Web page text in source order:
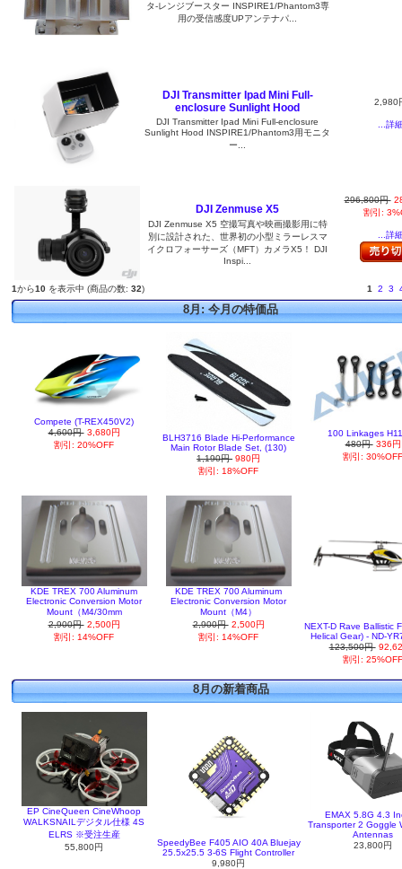
タ-レンジブースター INSPIRE1/Phantom3専
用の受信感度UPアンテナパ...
DJI Transmitter Ipad Mini Full-
enclosure Sunlight Hood
DJI Transmitter Ipad Mini Full-enclosure
Sunlight Hood INSPIRE1/Phantom3用モニタ
ー...
2,980
...詳
DJI Zenmuse X5
DJI Zenmuse X5 空撮写真や映画撮影用に特
別に設計された、世界初の小型ミラーレスマ
イクロフォーサーズ（MFT）カメラX5！ DJI
Inspi...
296,800円
割引:
...詳
1から10 を表示中 (商品の数: 32) 1 2 3
8月: 今月の特価品
Compete (T-REX450V2)
4,600円 3,680円
割引: 20%OFF
BLH3716 Blade Hi-Performance
Main Rotor Blade Set, (130)
1,190円 980円
割引: 18%OFF
100 Linkages
480円 336円
割引:
KDE TREX 700 Aluminum
Electronic Conversion Motor
Mount（M4/30mm
2,900円 2,500円
割引: 14%OFF
KDE TREX 700 Aluminum
Electronic Conversion Motor
Mount（M4）
2,900円 2,500円
割引: 14%OFF
NEXT-D Rave Ballistic
Helical Gear) - ND-
123,500円
割引:
8月の新着商品
EP CineQueen CineWhoop
WALKSNAILデジタル仕様 4S
ELRS ※受注生産
55,800円
SpeedyBee F405 AIO 40A Bluejay
25.5x25.5 3-6S Flight Controller
9,980円
EMAX 5.8G 4.3
Transporter 2 Goggle
Antennas
23,800円